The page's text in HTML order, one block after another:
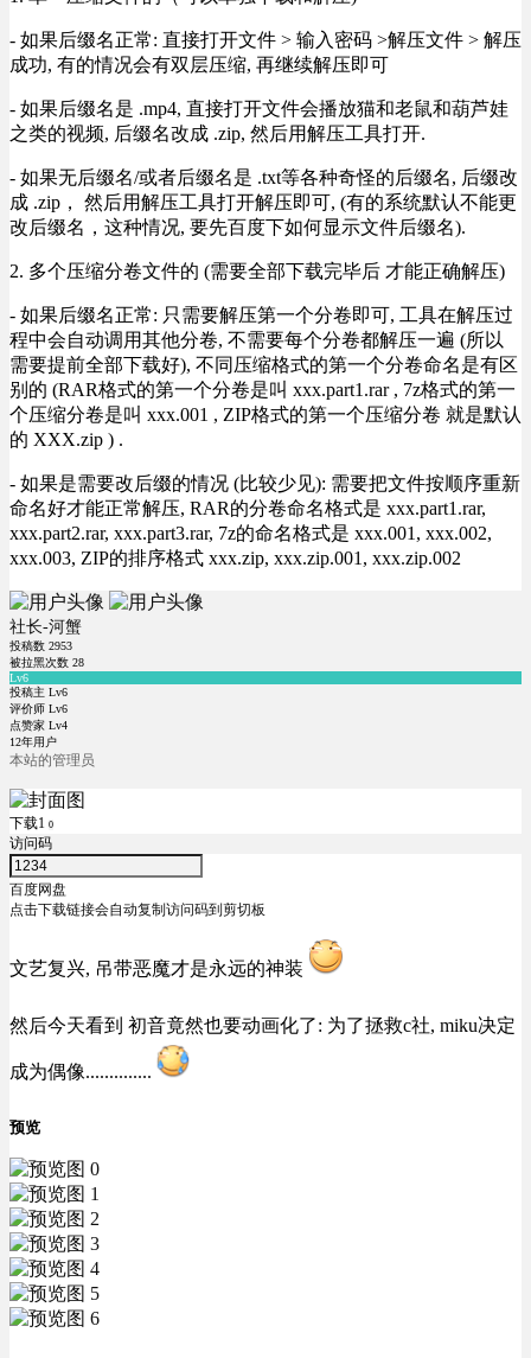
- 如果后缀名正常: 直接打开文件 > 输入密码 >解压文件 > 解压
成功, 有的情况会有双层压缩, 再继续解压即可
- 如果后缀名是 .mp4, 直接打开文件会播放猫和老鼠和葫芦娃
之类的视频, 后缀名改成 .zip, 然后用解压工具打开.
- 如果无后缀名/或者后缀名是 .txt等各种奇怪的后缀名, 后缀改
成 .zip， 然后用解压工具打开解压即可, (有的系统默认不能更
改后缀名，这种情况, 要先百度下如何显示文件后缀名).
2. 多个压缩分卷文件的 (需要全部下载完毕后 才能正确解压)
- 如果后缀名正常: 只需要解压第一个分卷即可, 工具在解压过
程中会自动调用其他分卷, 不需要每个分卷都解压一遍 (所以
需要提前全部下载好), 不同压缩格式的第一个分卷命名是有区
别的 (RAR格式的第一个分卷是叫 xxx.part1.rar , 7z格式的第一
个压缩分卷是叫 xxx.001 , ZIP格式的第一个压缩分卷 就是默认
的 XXX.zip ) .
- 如果是需要改后缀的情况 (比较少见): 需要把文件按顺序重新
命名好才能正常解压, RAR的分卷命名格式是 xxx.part1.rar,
xxx.part2.rar, xxx.part3.rar, 7z的命名格式是 xxx.001, xxx.002,
xxx.003, ZIP的排序格式 xxx.zip, xxx.zip.001, xxx.zip.002
社长-河蟹
投稿数 2953
被拉黑次数 28
Lv6
投稿主 Lv6
评价师 Lv6
点赞家 Lv4
12年用户
本站的管理员
下载1 0
访问码
百度网盘
点击下载链接会自动复制访问码到剪切板
文艺复兴, 吊带恶魔才是永远的神装
然后今天看到 初音竟然也要动画化了: 为了拯救c社, miku决定
成为偶像..............
预览